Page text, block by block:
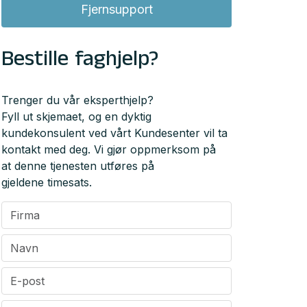
Fjernsupport
Bestille faghjelp?
Trenger du vår eksperthjelp?
Fyll ut skjemaet, og en dyktig
kundekonsulent ved vårt Kundesenter vil ta
kontakt med deg. Vi gjør oppmerksom på
at denne tjenesten utføres på
gjeldene timesats.